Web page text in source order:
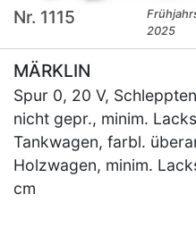
Nr. 1115
2025
MÄRKLIN
Spur 0, 20 V,
nicht gepr., minim.
Tankwagen, farbl.
Holzwagen, minim.
cm